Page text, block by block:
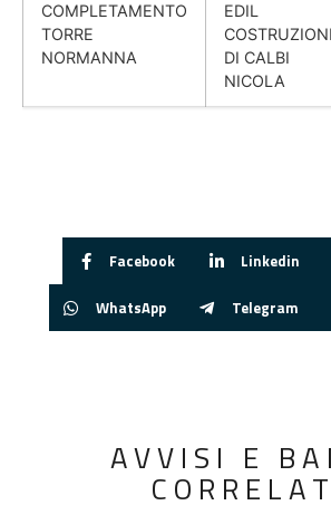
COMPLETAMENTO
TORRE
NORMANNA
EDIL
COSTRUZIONI
DI CALBI
NICOLA
Facebook Linkedin
WhatsApp Telegram
AVVISI E